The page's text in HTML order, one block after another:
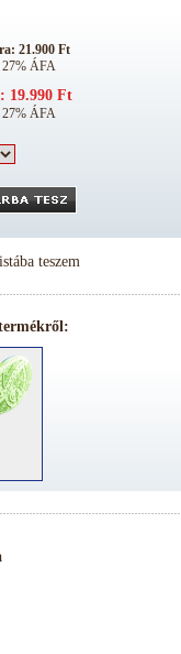
21.900 Ft
27% ÁFA
19.990 Ft
27% ÁFA
teszem